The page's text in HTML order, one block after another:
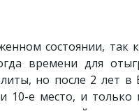
состоянии, так
времени для
но после 2 лет
10-е место, и только